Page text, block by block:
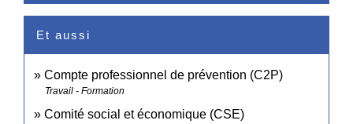
Et aussi
Compte professionnel de prévention (C2P)
Travail - Formation
Comité social et économique (CSE)